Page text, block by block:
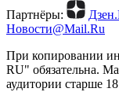
Партнёры:
Новости@Mail.Ru
При копировании
RU" обязательна.
аудитории старше 18